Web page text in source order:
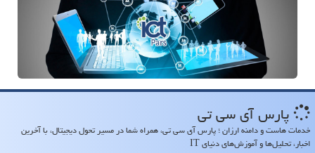
پارس آی سی تی
خدمات هاست و دامنه ارزان ؛ پارس آی سی تی، همراه شما در مسیر تحول دیجیتال، با آخرین
اخبار، تحلیل‌ها و آموزش‌های دنیای IT